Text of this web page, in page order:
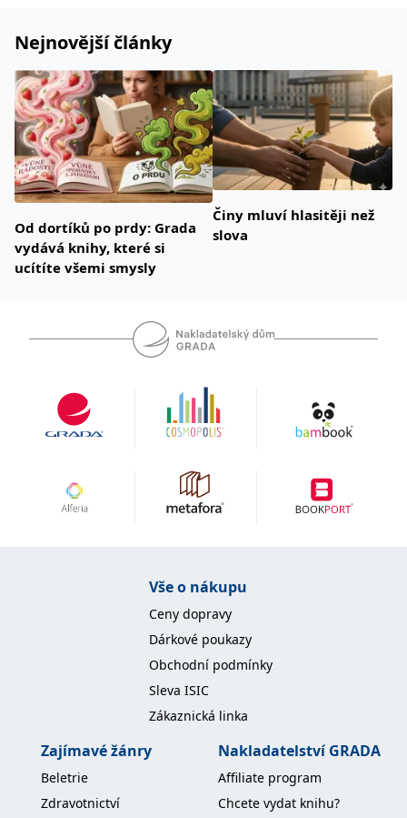
Nejnovější články
Od dortíků po prdy: Grada
vydává knihy, které si
ucítíte všemi smysly
Činy mluví hlasitěji než
slova
Vše o nákupu
Ceny dopravy
Dárkové poukazy
Obchodní podmínky
Sleva ISIC
Zákaznická linka
Zajímavé žánry
Beletrie
Zdravotnictví
Nakladatelství GRADA
Affiliate program
Chcete vydat knihu?